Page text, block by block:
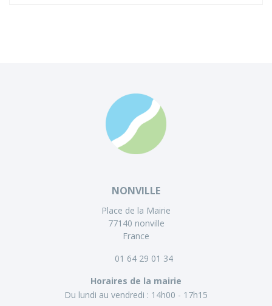
NONVILLE
Place de la Mairie
77140 nonville
France
01 64 29 01 34
Horaires de la mairie
Du lundi au vendredi : 14h00 - 17h15